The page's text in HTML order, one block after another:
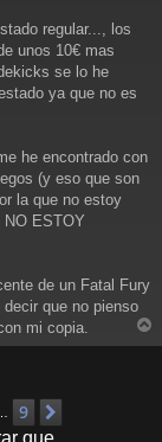
que
regular..., los
unos 10€ mas
se lo he
ya que no es
he encontrado con
(y eso que son
la que no estoy
ESTOY
de un Fatal Fury
que no pienso
mi copia.
r
9